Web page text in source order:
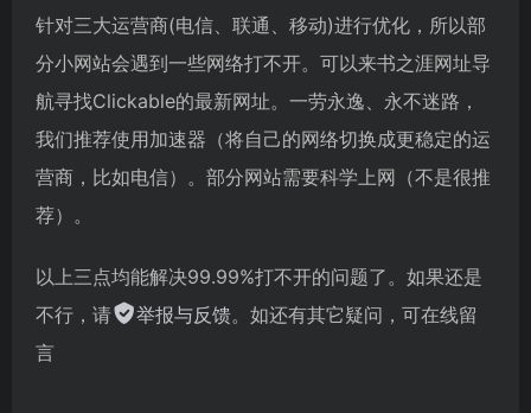
针对三大运营商(电信、联通、移动)进行优化，所以部
分小网站会遇到一些网络打不开。可以来书之涯网址导
航寻找Clickable的最新网址。一劳永逸、永不迷路，
我们推荐使用加速器（将自己的网络切换成更稳定的运
营商，比如电信）。部分网站需要科学上网（不是很推
荐）。
以上三点均能解决99.99%打不开的问题了。如果还是
不行，请
举报与反馈。如还有其它疑问，可在线留
言